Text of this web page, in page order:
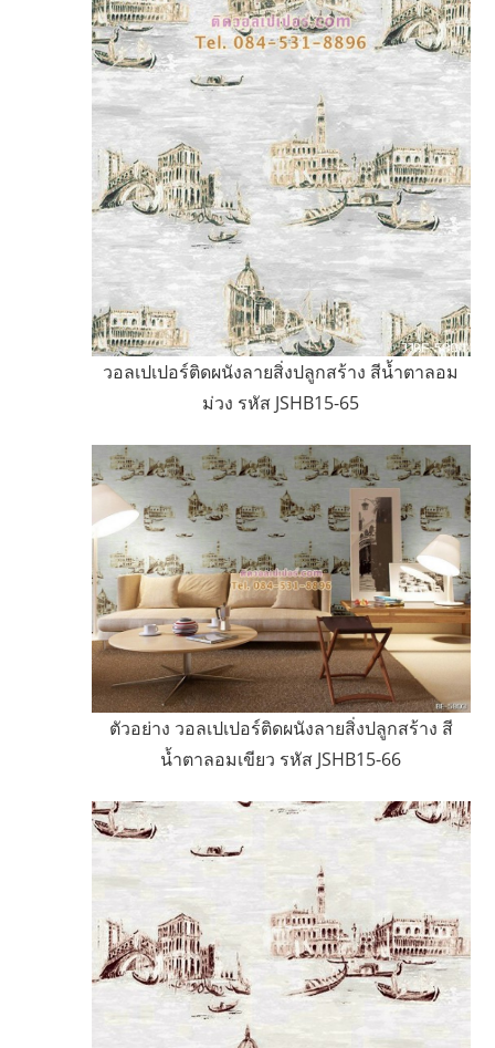
วอลเปเปอร์ติดผนังลายสิ่งปลูกสร้าง สีน้ำตาลอม
ม่วง รหัส JSHB15-65
ตัวอย่าง วอลเปเปอร์ติดผนังลายสิ่งปลูกสร้าง สี
น้ำตาลอมเขียว รหัส JSHB15-66